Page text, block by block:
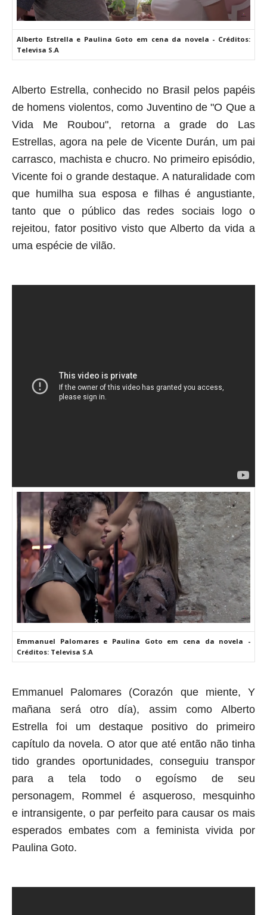
Alberto Estrella e Paulina Goto em cena da novela - Créditos:
Televisa S.A
Alberto Estrella, conhecido no Brasil pelos papéis
de homens violentos, como Juventino de "O Que a
Vida Me Roubou", retorna a grade do Las
Estrellas, agora na pele de Vicente Durán, um pai
carrasco, machista e chucro. No primeiro episódio,
Vicente foi o grande destaque. A naturalidade com
que humilha sua esposa e filhas é angustiante,
tanto que o público das redes sociais logo o
rejeitou, fator positivo visto que Alberto da vida a
uma espécie de vilão.
Emmanuel Palomares e Paulina Goto em cena da novela -
Créditos: Televisa S.A
Emmanuel Palomares (Corazón que miente, Y
mañana será otro día), assim como Alberto
Estrella foi um destaque positivo do primeiro
capítulo da novela. O ator que até então não tinha
tido grandes oportunidades, conseguiu transpor
para a tela todo o egoísmo de seu
personagem, Rommel é asqueroso, mesquinho
e intransigente, o par perfeito para causar os mais
esperados embates com a feminista vivida por
Paulina Goto.